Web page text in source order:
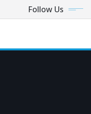
Follow Us